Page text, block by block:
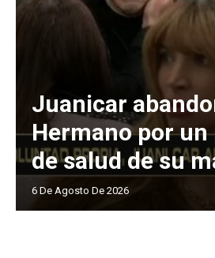
Juanicar
Hermano por
de salud de su
6 De Agosto De 2026